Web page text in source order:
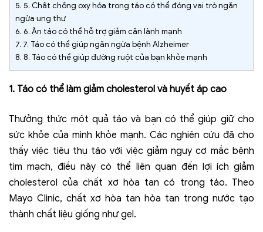
5. 5. Chất chống oxy hóa trong táo có thể đóng vai trò ngăn
ngừa ung thư
6. 6. Ăn táo có thể hỗ trợ giảm cân lành mạnh
7. 7. Táo có thể giúp ngăn ngừa bệnh Alzheimer
8. 8. Táo có thể giúp đường ruột của bạn khỏe mạnh
1. Táo có thể làm giảm cholesterol và huyết áp cao
Thưởng thức một quả táo và bạn có thể giúp giữ cho
sức khỏe của mình khỏe mạnh. Các nghiên cứu đã cho
thấy việc tiêu thụ táo với việc giảm nguy cơ mắc bệnh
tim mạch, điều này có thể liên quan đến lợi ích giảm
cholesterol của chất xơ hòa tan có trong táo. Theo
Mayo Clinic, chất xơ hòa tan hòa tan trong nước tạo
thành chất liệu giống như gel.